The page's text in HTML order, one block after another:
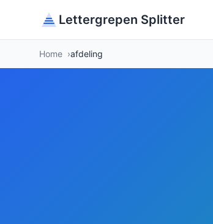
Lettergrepen Splitter
Home afdeling